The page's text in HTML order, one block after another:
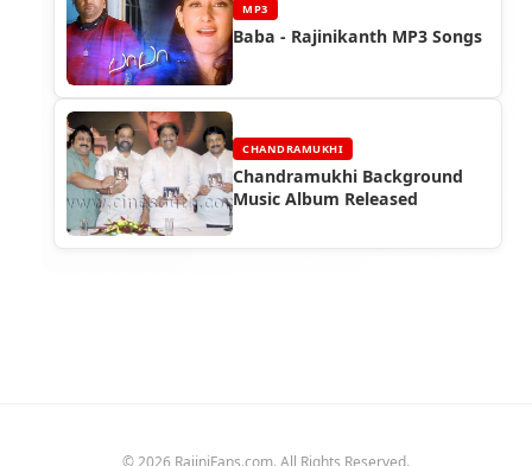
MP3
Baba - Rajinikanth MP3 Songs
CHANDRAMUKHI
Chandramukhi Background
Music Album Released
© 2026 RajiniFans.com. All Rights Reserved.